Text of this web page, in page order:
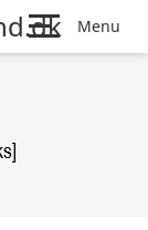
Menu